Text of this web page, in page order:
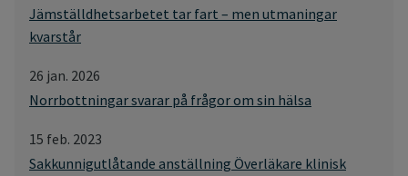
Jämställdhetsarbetet tar fart – men utmaningar
kvarstår
26 jan. 2026
Norrbottningar svarar på frågor om sin hälsa
15 feb. 2023
Sakkunnigutlåtande anställning Överläkare klinisk